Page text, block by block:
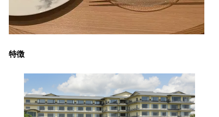
特徴